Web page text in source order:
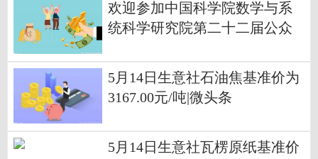
欢迎参加中国科学院数学与系
统科学研究院第二十二届公众
5月14日生意社石油焦基准价为
3167.00元/吨|微头条
5月14日生意社瓦楞原纸基准价